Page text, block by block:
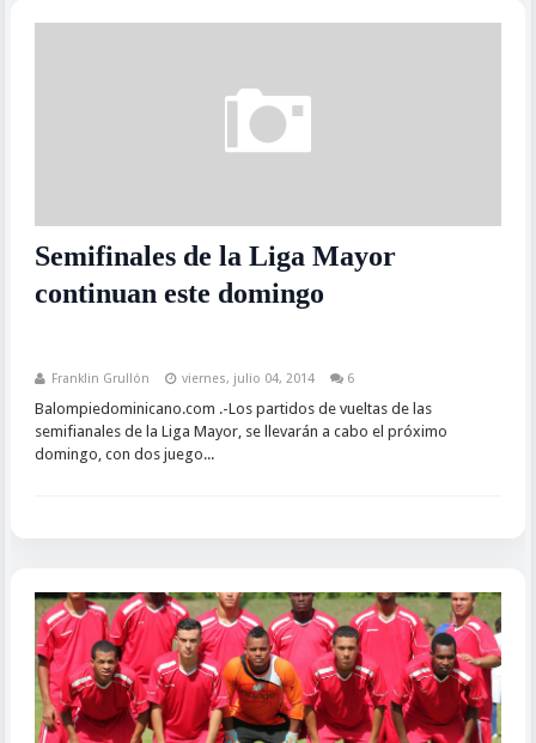
Semifinales de la Liga Mayor
continuan este domingo
Franklin Grullón viernes, julio 04, 2014 6
Balompiedominicano.com .-Los partidos de vueltas de las
semifianales de la Liga Mayor, se llevarán a cabo el próximo
domingo, con dos juego...